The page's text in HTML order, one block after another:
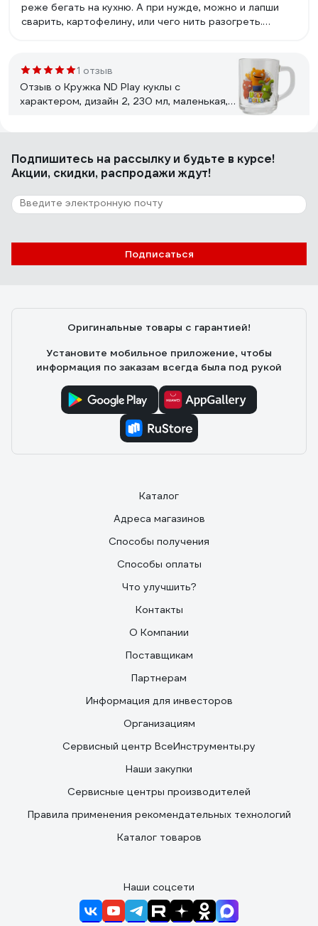
реже бегать на кухню. А при нужде, можно и лапши
сварить, картофелину, или чего нить разогреть.
1 отзыв
Отзыв о Кружка ND Play куклы с
характером, дизайн 2, 230 мл, маленькая,
++
3 отзыва
LINEA 350 мл, LOVELY ANIMALS-1, 30-
Подпишитесь на рассылкуи будьте в курсе!
Акции, скидки, распродажи ждут!
Подписаться
Оригинальные товары с гарантией!
Установите мобильное приложение, чтобы
информация по заказам всегда была под рукой
Каталог
Адреса магазинов
Способы получения
Способы оплаты
Что улучшить?
Контакты
О Компании
Поставщикам
Партнерам
Информация для инвесторов
Организациям
Сервисный центр ВсеИнструменты.ру
Наши закупки
Сервисные центры производителей
Правила применения рекомендательных технологий
Каталог товаров
Наши соцсети